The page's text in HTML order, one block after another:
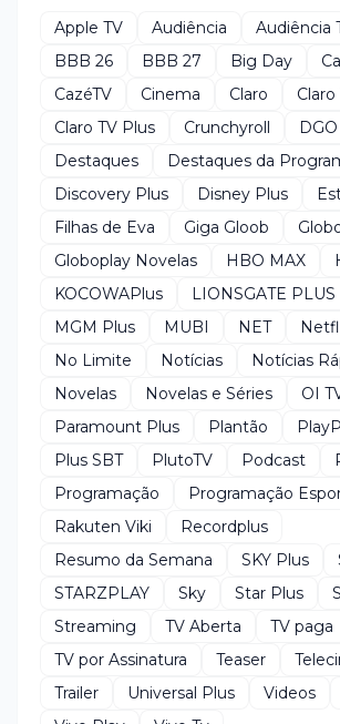
Apple TV Audiência
Audiência
BBB 26
BBB 27 Big Day
CazéTV
Cinema Claro
Claro
Claro TV Plus
Crunchyroll
DGO
Destaques
Destaques da
Discovery Plus
Disney Plus
Filhas de Eva
Giga Gloob
Globoplay Novelas
HBO MAX
KOCOWAPlus
LIONSGATE PLUS
MGM Plus
MUBI NET
No Limite
Notícias
Notícias
Novelas
Novelas e Séries
OI
Paramount Plus
Plantão
Plus SBT
PlutoTV Podcast
Programação
Programação
Rakuten Viki
Recordplus
Resumo da Semana
SKY Plus
STARZPLAY
Sky Star Plus
Streaming
TV Aberta
TV paga
TV por Assinatura
Teaser
Trailer
Universal Plus Videos